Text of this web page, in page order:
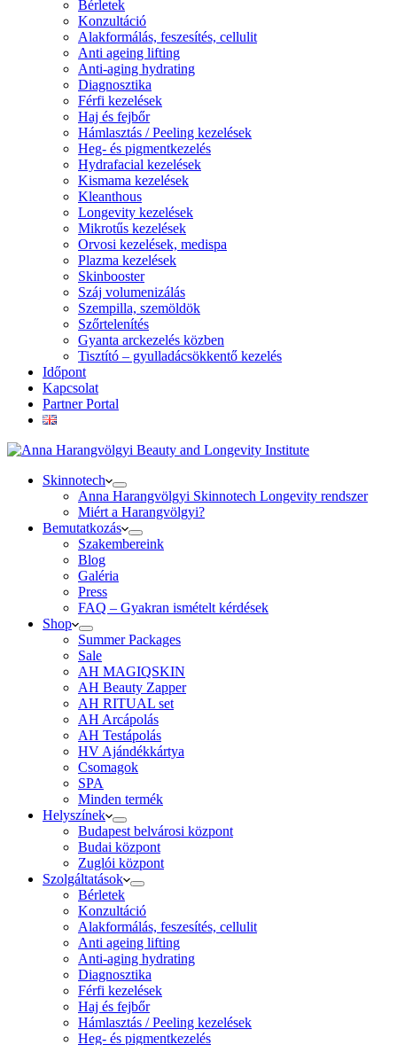
Bérletek
Konzultáció
Alakformálás, feszesítés, cellulit
Anti ageing lifting
Anti-aging hydrating
Diagnosztika
Férfi kezelések
Haj és fejbőr
Hámlasztás / Peeling kezelések
Heg- és pigmentkezelés
Hydrafacial kezelések
Kismama kezelések
Kleanthous
Longevity kezelések
Mikrotűs kezelések
Orvosi kezelések, medispa
Plazma kezelések
Skinbooster
Száj volumenizálás
Szempilla, szemöldök
Szőrtelenítés
Gyanta arckezelés közben
Tisztító – gyulladácsökkentő kezelés
Időpont
Kapcsolat
Partner Portal
Skinnotech
Anna Harangvölgyi Skinnotech Longevity rendszer
Miért a Harangvölgyi?
Bemutatkozás
Szakembereink
Blog
Galéria
Press
FAQ – Gyakran ismételt kérdések
Shop
Summer Packages
Sale
AH MAGIQSKIN
AH Beauty Zapper
AH RITUAL set
AH Arcápolás
AH Testápolás
HV Ajándékkártya
Csomagok
SPA
Minden termék
Helyszínek
Budapest belvárosi központ
Budai központ
Zuglói központ
Szolgáltatások
Bérletek
Konzultáció
Alakformálás, feszesítés, cellulit
Anti ageing lifting
Anti-aging hydrating
Diagnosztika
Férfi kezelések
Haj és fejbőr
Hámlasztás / Peeling kezelések
Heg- és pigmentkezelés